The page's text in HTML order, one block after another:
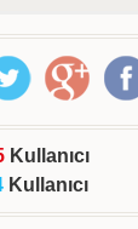
Kullanıcı
Kullanıcı